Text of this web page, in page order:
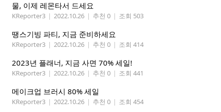
물, 이제 레몬타서 드세요
KReporter3 | 2022.10.26 | 추천 0 | 조회 503
땡스기빙 파티, 지금 준비하세요
KReporter3 | 2022.10.26 | 추천 0 | 조회 414
2023년 플래너, 지금 사면 70% 세일!
KReporter3 | 2022.10.26 | 추천 0 | 조회 441
메이크업 브러시 80% 세일
KReporter3 | 2022.10.26 | 추천 0 | 조회 454